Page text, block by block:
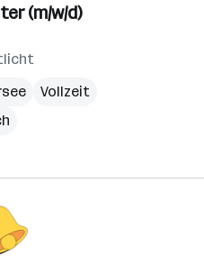
(m/w/d)
Vollzeit